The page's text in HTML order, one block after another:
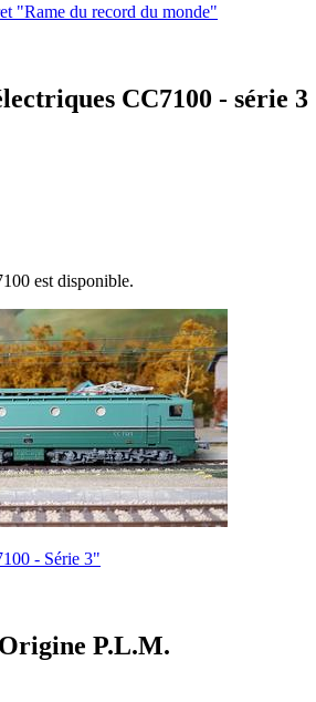
"Rame du record du monde"
CC7100 - série 3
est disponible.
- Série 3"
P.L.M.